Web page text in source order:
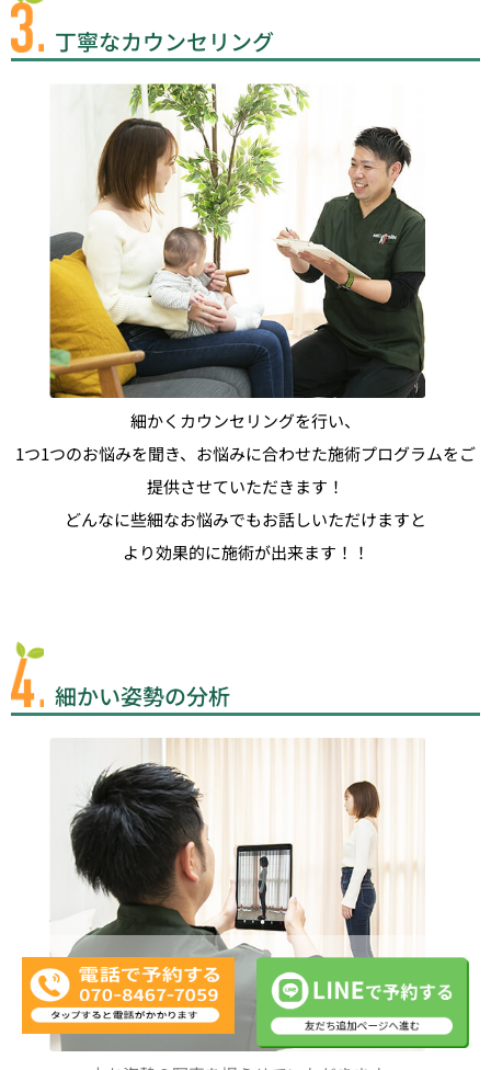
丁寧なカウンセリング
細かくカウンセリングを行い、
1つ1つのお悩みを聞き、お悩みに合わせた施術プログラムをご
提供させていただきます！
どんなに些細なお悩みでもお話しいただけますと
より効果的に施術が出来ます！！
細かい姿勢の分析